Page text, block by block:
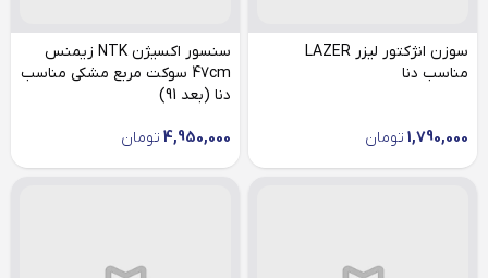
سوزن انژکتور لیزر LAZER
مناسب دنا
1,790,000 تومان
سنسور اکسیژن NTK زیمنس
47cm سوکت مربع مشکی مناسب
دنا (بعد 91)
4,950,000 تومان